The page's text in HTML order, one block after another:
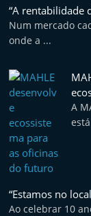
“A rentabilidade
Num mercado
onde a ...
A
“Estamos no
Ao celebrar 10